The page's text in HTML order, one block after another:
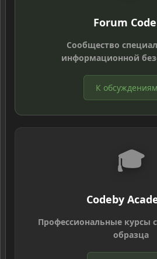
Forum
Сообщество
информационной
К обсуждениям
🎓
Codeby
Профессиональные курсы
образца